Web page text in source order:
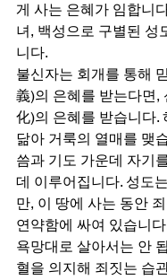
게 사는 은혜가 임합니
녀, 백성으로 구별된 성
니다.
불신자는 회개를 통해
義)의 은혜를 받는다면,
化)의 은혜를 받습니다.
닮아 거룩의 열매를 맺
씀과 기도 가운데 자기
데 이루어집니다. 성도
만, 이 땅에 사는 동안
연약함에 싸여 있습니
욕망대로 살아서는 안
혈을 의지해 죄짓는 습